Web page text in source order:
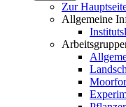
Zur
Allgemeine